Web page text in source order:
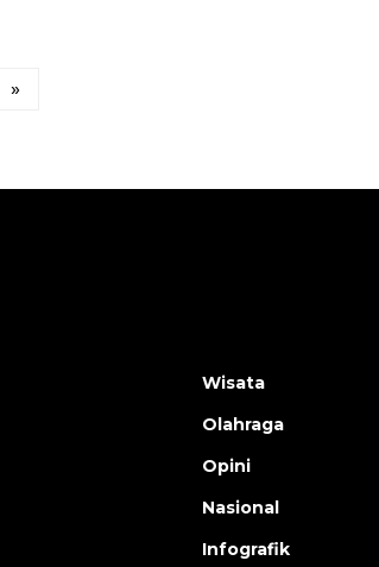
»
Wisata
Olahraga
Opini
Nasional
Infografik